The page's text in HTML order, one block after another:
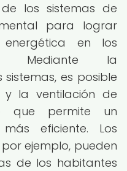
los sistemas de
para lograr
en los
Mediante la
es posible
la ventilación de
que permite un
eficiente. Los
ejemplo, pueden
de los habitantes